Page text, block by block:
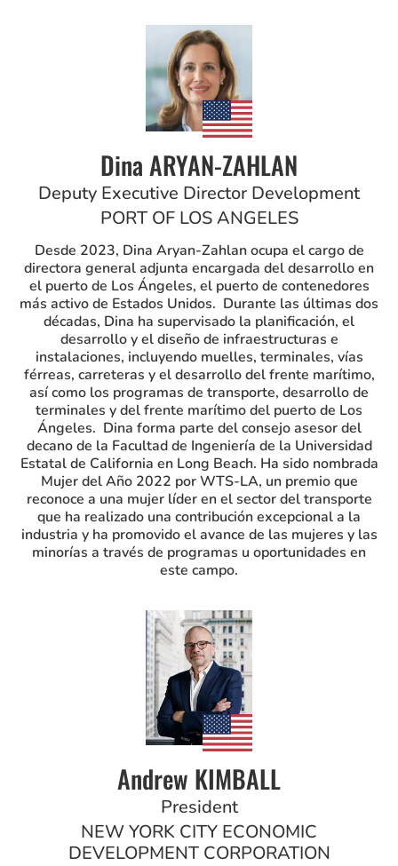
Dina ARYAN-ZAHLAN
Deputy Executive Director Development
PORT OF LOS ANGELES
Desde 2023, Dina Aryan-Zahlan ocupa el cargo de
directora general adjunta encargada del desarrollo en
el puerto de Los Ángeles, el puerto de contenedores
más activo de Estados Unidos. Durante las últimas dos
décadas, Dina ha supervisado la planificación, el
desarrollo y el diseño de infraestructuras e
instalaciones, incluyendo muelles, terminales, vías
férreas, carreteras y el desarrollo del frente marítimo,
así como los programas de transporte, desarrollo de
terminales y del frente marítimo del puerto de Los
Ángeles. Dina forma parte del consejo asesor del
decano de la Facultad de Ingeniería de la Universidad
Estatal de California en Long Beach. Ha sido nombrada
Mujer del Año 2022 por WTS-LA, un premio que
reconoce a una mujer líder en el sector del transporte
que ha realizado una contribución excepcional a la
industria y ha promovido el avance de las mujeres y las
minorías a través de programas u oportunidades en
este campo.
Andrew KIMBALL
President
NEW YORK CITY ECONOMIC
DEVELOPMENT CORPORATION